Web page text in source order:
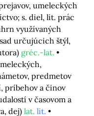
umeleckých
s. diel, lit. prác
využívaných
určujúcich štýl,
gréc.-lat.
predmetov
príbehov a činov
v časovom a
dej)lat. lit.